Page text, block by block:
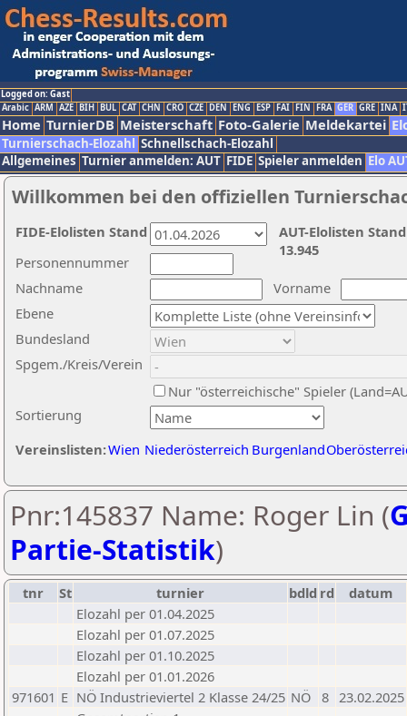
Logged on: Gast
Arabic ARM AZE BIH BUL CAT CHN CRO CZE DEN ENG ESP FAI FIN FRA GER GRE INA
Home TurnierDB Meisterschaft Foto-Galerie Meldekartei
Turnierschach-Elozahl Schnellschach-Elozahl
Allgemeines Turnier anmelden: AUT FIDE Spieler anmelden Elo
Willkommen bei den offiziellen
Nachname
Vorname
Ebene
Sortierung
Personennummer
Bundesland
Spgem./Kreis/Verein
Nur "österreichische" Spieler
Vereinslisten:Wien Niederösterreich Burgenland
AUT-Elolisten
13.945
FIDE-Elolisten Stand
Pnr:145837 Name: Roger Lin (
Partie-Statistik)
tnr St turnier bdld rd
datum
Elozahl per 01.04.2025
Elozahl per 01.07.2025
Elozahl per 01.10.2025
Elozahl per 01.01.2026
971601 E NÖ Industrieviertel 2 Klasse 24/25 NÖ 8 23.02.2025